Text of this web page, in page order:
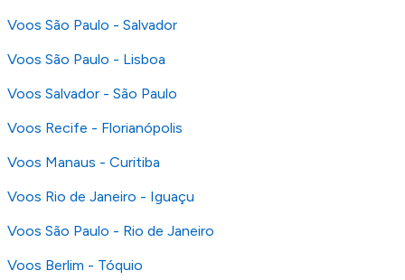
Voos São Paulo - Salvador
Voos São Paulo - Lisboa
Voos Salvador - São Paulo
Voos Recife - Florianópolis
Voos Manaus - Curitiba
Voos Rio de Janeiro - Iguaçu
Voos São Paulo - Rio de Janeiro
Voos Berlim - Tóquio